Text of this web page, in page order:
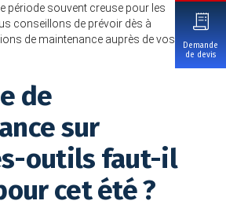
Demande
de devis
période souvent creuse pour les
conseillons de prévoir dès à
de maintenance auprès de vos
de
sur
outils faut-il
cet été ?